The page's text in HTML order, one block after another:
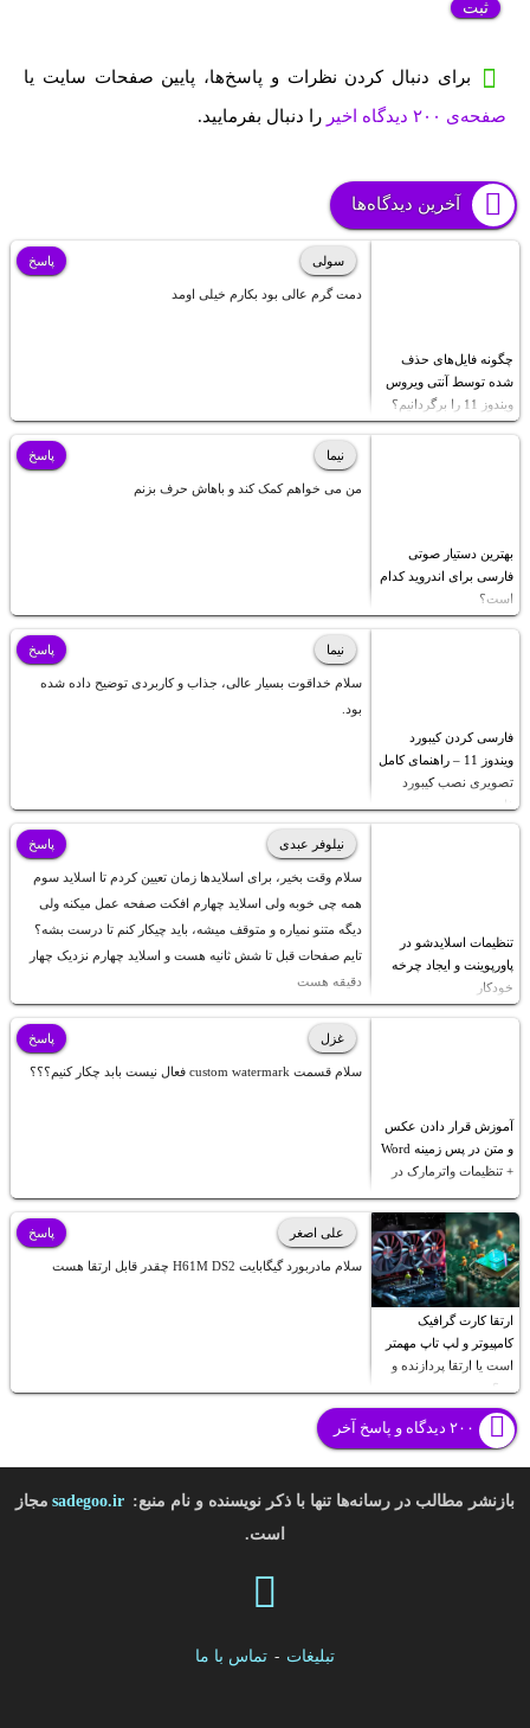
برای دنبال کردن نظرات و پاسخ‌ها، پایین صفحات سایت یا
صفحه‌ی ۲۰۰ دیدگاه اخیر را دنبال بفرمایید.
آخرین دیدگاه‌ها
چگونه فایل‌های حذف
شده توسط آنتی ویروس
ویندوز 11 را برگردانیم؟
سولی
دمت گرم عالی بود بکارم خیلی اومد
پاسخ
بهترین دستیار صوتی
فارسی برای اندروید کدام
است؟
نیما
من می خواهم کمک کند و باهاش حرف بزنم
پاسخ
فارسی کردن کیبورد
ویندوز 11 – راهنمای کامل
تصویری نصب کیبورد
فارسی
نیما
سلام خداقوت بسیار عالی، جذاب و کاربردی توضیح داده شده
بود.
پاسخ
تنظیمات اسلایدشو در
پاورپوینت و ایجاد چرخه
خودکار
نیلوفر عبدی
سلام وقت بخیر، برای اسلایدها زمان تعیین کردم تا اسلاید سوم
همه چی خوبه ولی اسلاید چهارم افکت صفحه عمل میکنه ولی
دیگه متنو نمیاره و متوقف میشه، باید چیکار کنم تا درست بشه؟
تایم صفحات قبل تا شش ثانیه هست و اسلاید چهارم نزدیک چهار
دقیقه هست
پاسخ
آموزش قرار دادن عکس
و متن در پس زمینه Word
+ تنظیمات واترمارک در
غزل
سلام قسمت custom watermark فعال نیست بابد چکار کنیم؟؟؟
پاسخ
ارتقا کارت گرافیک
کامپیوتر و لپ تاپ مهمتر
است یا ارتقا پردازنده و
رم؟
علی اصغر
سلام مادربورد گیگابایت H61M DS2 چقدر قابل ارتقا هست
پاسخ
۲۰۰ دیدگاه و پاسخ آخر
بازنشر مطالب در رسانه‌ها تنها با ذکر نویسنده و نام منبع: sadegoo.ir مجاز
است.
تبلیغات - تماس با ما